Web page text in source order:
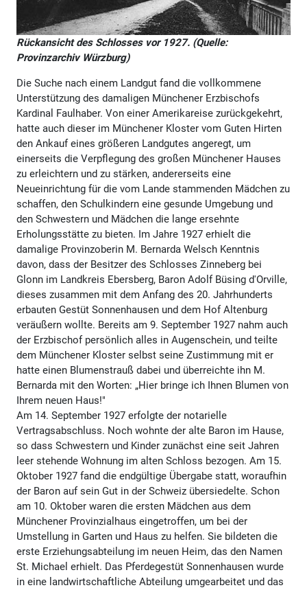
Rückansicht des Schlosses vor 1927. (Quelle:
Provinzarchiv Würzburg)
Die Suche nach einem Landgut fand die vollkommene
Unterstützung des damaligen Münchener Erzbischofs
Kardinal Faulhaber. Von einer Amerikareise zurückgekehrt,
hatte auch dieser im Münchener Kloster vom Guten Hirten
den Ankauf eines größeren Landgutes angeregt, um
einerseits die Verpflegung des großen Münchener Hauses
zu erleichtern und zu stärken, andererseits eine
Neueinrichtung für die vom Lande stammenden Mädchen zu
schaffen, den Schulkindern eine gesunde Umgebung und
den Schwestern und Mädchen die lange ersehnte
Erholungsstätte zu bieten. Im Jahre 1927 erhielt die
damalige Provinzoberin M. Bernarda Welsch Kenntnis
davon, dass der Besitzer des Schlosses Zinneberg bei
Glonn im Landkreis Ebersberg, Baron Adolf Büsing d'Orville,
dieses zusammen mit dem Anfang des 20. Jahrhunderts
erbauten Gestüt Sonnenhausen und dem Hof Altenburg
veräußern wollte. Bereits am 9. September 1927 nahm auch
der Erzbischof persönlich alles in Augenschein, und teilte
dem Münchener Kloster selbst seine Zustimmung mit er
hatte einen Blumenstrauß dabei und überreichte ihn M.
Bernarda mit den Worten: „Hier bringe ich Ihnen Blumen von
Ihrem neuen Haus!"
Am 14. September 1927 erfolgte der notarielle
Vertragsabschluss. Noch wohnte der alte Baron im Hause,
so dass Schwestern und Kinder zunächst eine seit Jahren
leer stehende Wohnung im alten Schloss bezogen. Am 15.
Oktober 1927 fand die endgültige Übergabe statt, woraufhin
der Baron auf sein Gut in der Schweiz übersiedelte. Schon
am 10. Oktober waren die ersten Mädchen aus dem
Münchener Provinzialhaus eingetroffen, um bei der
Umstellung in Garten und Haus zu helfen. Sie bildeten die
erste Erziehungsabteilung im neuen Heim, das den Namen
St. Michael erhielt. Das Pferdegestüt Sonnenhausen wurde
in eine landwirtschaftliche Abteilung umgearbeitet und das